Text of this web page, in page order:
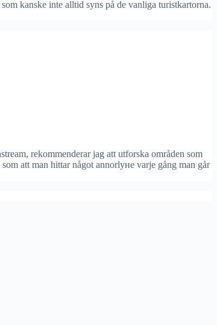
kanske inte alltid syns på de vanliga turistkartorna.
rekommenderar jag att utforska områden som
att man hittar något annorlуне varje gång man går